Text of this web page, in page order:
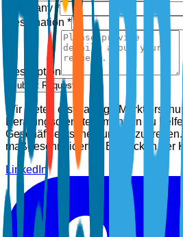
Company *
Designation *
Description
Submit Request
Wir bieten erstklassige
Beratungsdienste, um Ihnen zu
Geschäftsentscheidungen zu
maßgeschneiderten Einblicken der
LinkedIn